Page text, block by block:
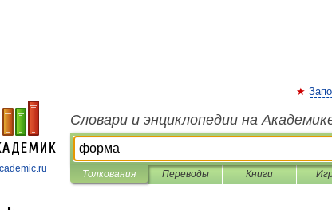
Словари и энциклопедии на
Толкования Переводы Книги